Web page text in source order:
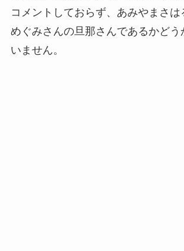
コメントしておらず、あみやまさ
めぐみさんの旦那さんであるかどう
いません。